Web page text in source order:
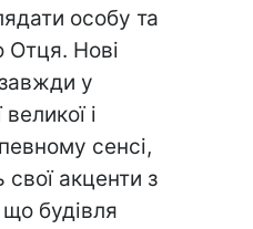
особу та
Отця. Нові
у
і
сенсі,
акценти з
що будівля